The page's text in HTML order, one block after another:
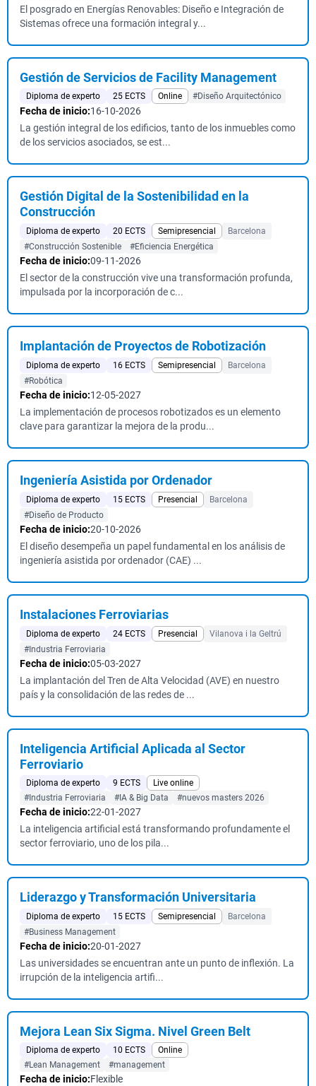
El posgrado en Energías Renovables: Diseño e Integración de
Sistemas ofrece una formación integral y...
Gestión de Servicios de Facility Management
Diploma de experto 25 ECTS Online #Diseño Arquitectónico
Fecha de inicio:16-10-2026
La gestión integral de los edificios, tanto de los inmuebles como
de los servicios asociados, se est...
Gestión Digital de la Sostenibilidad en la
Construcción
Diploma de experto 20 ECTS Semipresencial
Barcelona
#Construcción Sostenible
#Eficiencia Energética
Fecha de inicio:09-11-2026
El sector de la construcción vive una transformación profunda,
impulsada por la incorporación de c...
Implantación de Proyectos de Robotización
Diploma de experto 16 ECTS Semipresencial
Barcelona
#Robótica
Fecha de inicio:12-05-2027
La implementación de procesos robotizados es un elemento
clave para garantizar la mejora de la produ...
Ingeniería Asistida por Ordenador
Diploma de experto 15 ECTS Presencial
Barcelona
#Diseño de Producto
Fecha de inicio:20-10-2026
El diseño desempeña un papel fundamental en los análisis de
ingeniería asistida por ordenador (CAE) ...
Instalaciones Ferroviarias
Diploma de experto 24 ECTS Presencial
Vilanova i la Geltrú
#Industria Ferroviaria
Fecha de inicio:05-03-2027
La implantación del Tren de Alta Velocidad (AVE) en nuestro
país y la consolidación de las redes de ...
Inteligencia Artificial Aplicada al Sector
Ferroviario
Diploma de experto 9 ECTS
Live online
#Industria Ferroviaria
#IA & Big Data #nuevos masters 2026
Fecha de inicio:22-01-2027
La inteligencia artificial está transformando profundamente el
sector ferroviario, uno de los pila...
Liderazgo y Transformación Universitaria
Diploma de experto 15 ECTS Semipresencial
Barcelona
#Business Management
Fecha de inicio:20-01-2027
Las universidades se encuentran ante un punto de inflexión. La
irrupción de la inteligencia artifi...
Mejora Lean Six Sigma. Nivel Green Belt
Diploma de experto 10 ECTS
Online
#Lean Management
#management
Fecha de inicio:Flexible